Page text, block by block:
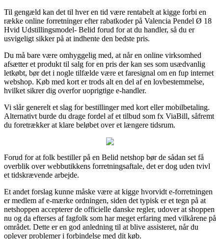
Til gengæld kan det til hver en tid være rentabelt at kigge forbi en
række online forretninger efter rabatkoder på Valencia Pendel Ø 18
Hvid Udstillingsmodel- Belid forud for at du handler, så du er
usvigeligt sikker på at indhente den bedste pris.
Du må bare være omhyggelig med, at når en online virksomhed
afsætter et produkt til salg for en pris der kan ses som usædvanlig
letkøbt, bør det i nogle tilfælde være et faresignal om en fup internet
webshop. Køb med kort er trods alt en del af en lovbestemmelse,
hvilket sikrer dig overfor uoprigtige e-handler.
Vi slår generelt et slag for bestillinger med kort eller mobilbetaling.
Alternativt burde du drage fordel af et tilbud som fx ViaBill, såfremt
du foretrækker at klare beløbet over et længere tidsrum.
Forud for at folk bestiller på en Belid netshop bør de sådan set få
overblik over webbutikkens forretningsaftale, det er dog uden tvivl
et tidskrævende arbejde.
Et andet forslag kunne måske være at kigge hvorvidt e-forretningen
er medlem af e-mærke ordningen, siden det typisk er et tegn på at
netshoppen accepterer de officielle danske regler, udover at shoppen
nu og da efterses af fagfolk som har meget erfaring med vilkårene på
området. Dette er en god anledning til at blive assisteret, når du
oplever problemer i forbindelse med dit køb.